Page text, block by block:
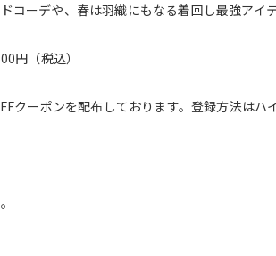
コーデや、春は羽織にもなる着回し最強アイ
円（税込）
クーポンを配布しております。登録方法はハ